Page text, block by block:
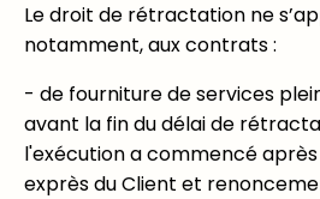
Le droit de rétractation ne
notamment, aux contrats :
- de fourniture de services
avant la fin du délai de
l'exécution a commencé
exprès du Client et